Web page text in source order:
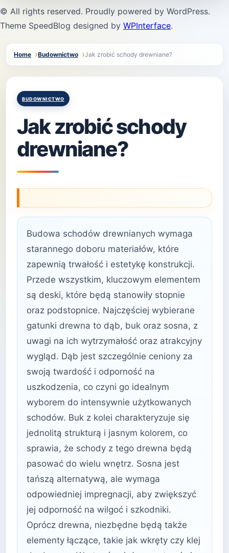
© All rights reserved. Proudly powered by WordPress.
Theme SpeedBlog designed by WPInterface.
Home Budownictwo Jak zrobić schody drewniane?
Posted
BUDOWNICTWO
Jak zrobić schody
drewniane?
Budowa schodów drewnianych wymaga
starannego doboru materiałów, które
zapewnią trwałość i estetykę konstrukcji.
Przede wszystkim, kluczowym elementem
są deski, które będą stanowiły stopnie
oraz podstopnice. Najczęściej wybierane
gatunki drewna to dąb, buk oraz sosna, z
uwagi na ich wytrzymałość oraz atrakcyjny
wygląd. Dąb jest szczególnie ceniony za
swoją twardość i odporność na
uszkodzenia, co czyni go idealnym
wyborem do intensywnie użytkowanych
schodów. Buk z kolei charakteryzuje się
jednolitą strukturą i jasnym kolorem, co
sprawia, że schody z tego drewna będą
pasować do wielu wnętrz. Sosna jest
tańszą alternatywą, ale wymaga
odpowiedniej impregnacji, aby zwiększyć
jej odporność na wilgoć i szkodniki.
Oprócz drewna, niezbędne będą także
elementy łączące, takie jak wkręty czy klej